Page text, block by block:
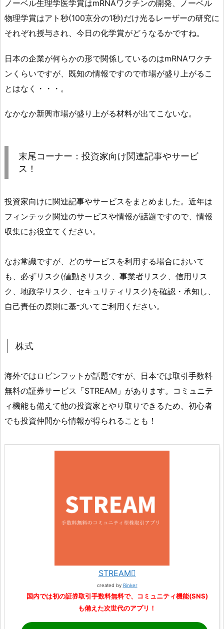
ノーベル生理学医学賞はmRNAワクチンの開発、ノーベル
物理学賞はアト秒(100京分の1秒)だけ光るレーザーの研究に
それぞれ授与され、今日の化学賞がどうなるかですね。
日本の企業が何らかの形で関係しているのはmRNAワクチ
ンくらいですが、既知の情報ですので市場が盛り上がるこ
とはなく・・・。
なかなか新興市場が盛り上がる材料が出てこないな。
末尾コーナー：投資家向け関連記事やサービ
ス！
投資家向けに関連記事やサービスをまとめました。近年は
フィンテック関連のサービスや情報が話題ですので、情報
収集にお役立てください。
なお常識ですが、どのサービスを利用する場合において
も、必ずリスク(値動きリスク、事業者リスク、信用リス
ク、地政学リスク、セキュリティリスク)を確認・承知し、
自己責任の原則に基づいてご利用ください。
株式
海外ではロビンフットが話題ですが、日本では取引手数料
無料の証券サービス「STREAM」があります。コミュニテ
ィ機能も備えて他の投資家とやり取りできるため、初心者
でも投資仲間から情報が得られることも！
STREAM
created by Rinker
国内では初の証券取引手数料無料で、コミュニティ機能(SNS)
も備えた次世代のアプリ！